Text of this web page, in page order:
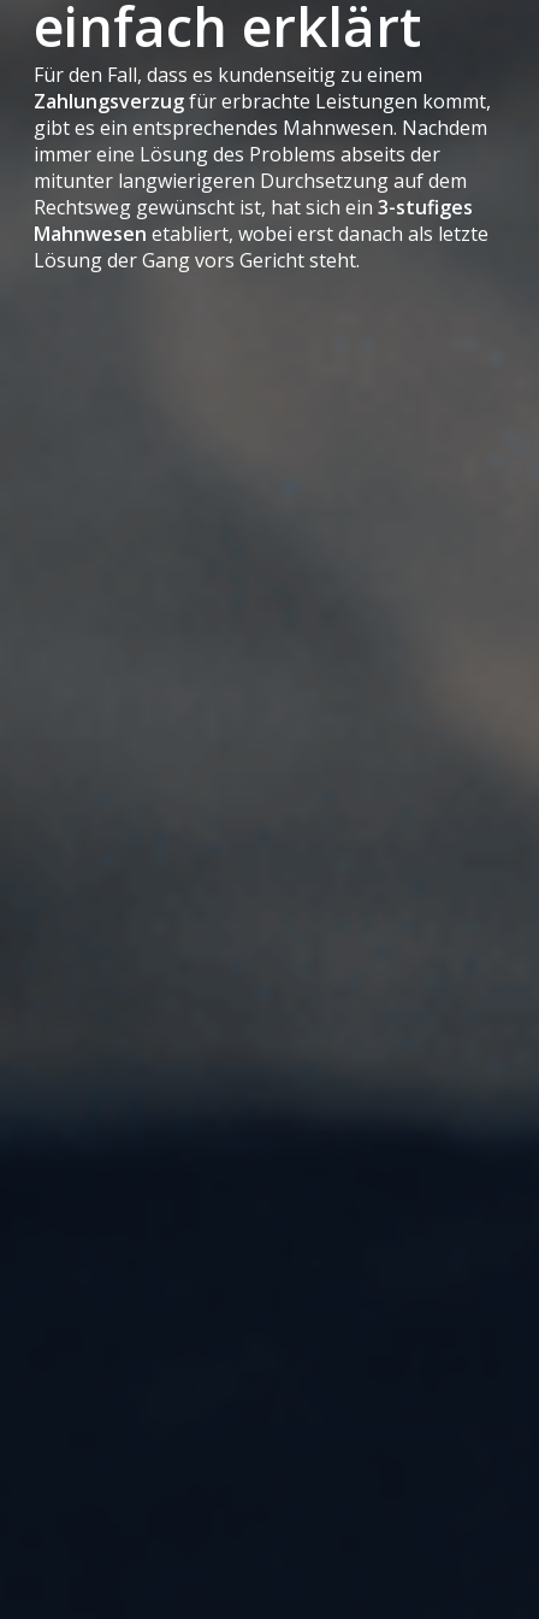
einfach erklärt
Für den Fall, dass es kundenseitig zu einem
Zahlungsverzugfür erbrachte Leistungen kommt,
gibt es ein entsprechendes Mahnwesen. Nachdem
immer eine Lösung des Problems abseits der
mitunter langwierigeren Durchsetzung auf dem
Rechtsweg gewünscht ist, hat sich ein3-stufiges
Mahnwesen etabliert, wobei erst danach als letzte
Lösung der Gang vors Gericht steht.